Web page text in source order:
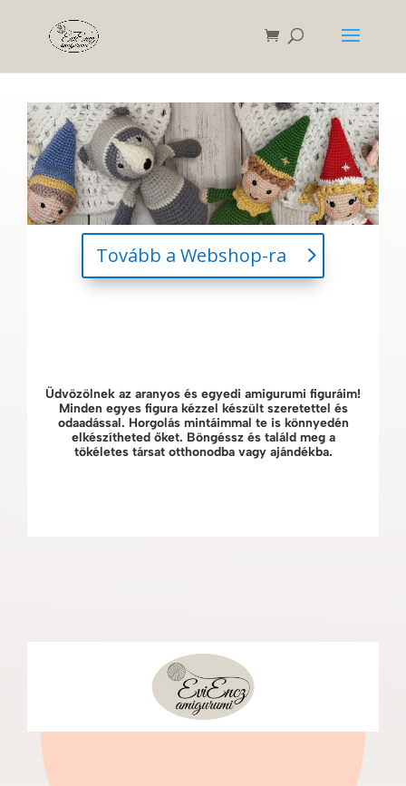
Tovább a Webshop-ra
Üdvözölnek az aranyos és egyedi amigurumi figuráim!
Minden egyes figura kézzel készült szeretettel és
odaadással. Horgolás mintáimmal te is könnyedén
elkészítheted őket. Böngéssz és találd meg a
tökéletes társat otthonodba vagy ajándékba.